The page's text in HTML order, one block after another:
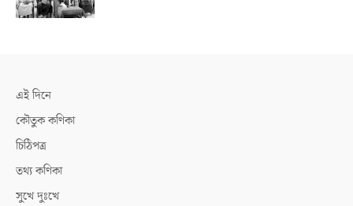
এই দিনে
কৌতুক কণিকা
চিঠিপত্র
তথ্য কণিকা
সুখে দুঃখে